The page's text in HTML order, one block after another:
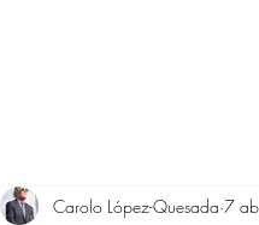
Carolo López-Quesada 7